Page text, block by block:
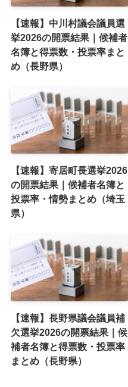
【速報】中川村議会議員選
挙2026の開票結果｜候補者
名簿と得票数・投票率まと
め（長野県）
【速報】寄居町長選挙2026
の開票結果｜候補者名簿と
投票率・情勢まとめ（埼玉
県）
【速報】長野県議会議員補
欠選挙2026の開票結果｜候
補者名簿と得票数・投票率
まとめ（長野県）